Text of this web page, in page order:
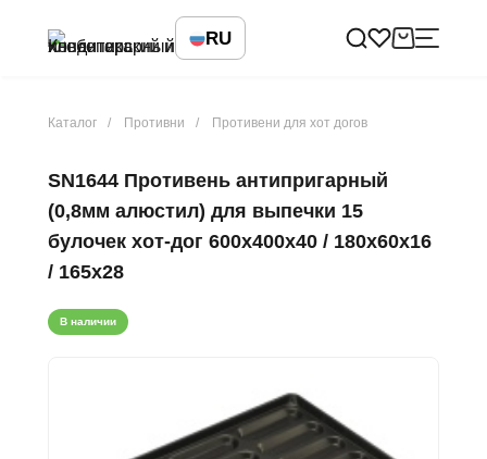
RU
Каталог Противни Противени для хот догов
SN1644 Противень антипригарный
(0,8мм алюстил) для выпечки 15
булочек хот-дог 600х400х40 / 180х60х16
/ 165х28
В наличии